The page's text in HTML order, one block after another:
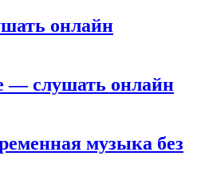
онлайн
— слушать онлайн
музыка без